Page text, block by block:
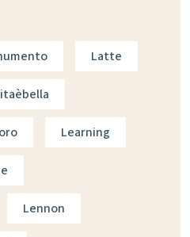
Latte
Learning
Lennon